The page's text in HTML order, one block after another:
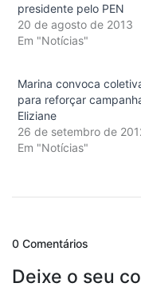
presidente pelo PEN
20 de agosto de 2013
Em "Notícias"
Marina convoca
para reforçar
Eliziane
26 de setembro de
Em "Notícias"
0 Comentários
Deixe o seu